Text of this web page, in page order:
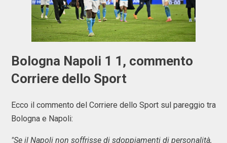
Bologna Napoli 1 1, commento
Corriere dello Sport
Ecco il commento del Corriere dello Sport sul pareggio tra
Bologna e Napoli:
"Se il Napoli non soffrisse di sdoppiamenti di personalità,